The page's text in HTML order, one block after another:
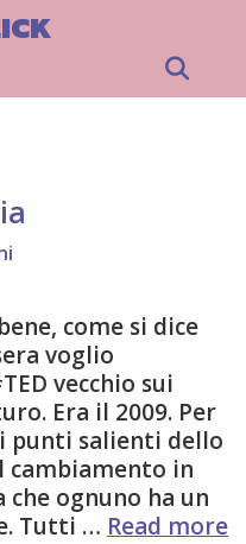
come si dice
voglio
vecchio sui
Era il 2009. Per
salienti dello
cambiamento in
che ognuno ha un
Tutti … Read more